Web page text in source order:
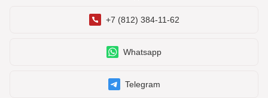
+7 (812) 384-11-62
Whatsapp
Telegram